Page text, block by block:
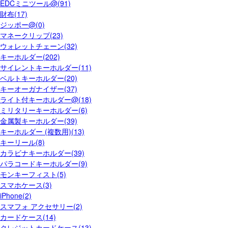
EDCミニツール@(91)
財布(17)
ジッポー@(0)
マネークリップ(23)
ウォレットチェーン(32)
キーホルダー(202)
サイレントキーホルダー(11)
ベルトキーホルダー(20)
キーオーガナイザー(37)
ライト付キーホルダー@(18)
ミリタリーキーホルダー(6)
金属製キーホルダー(39)
キーホルダー (複数用)(13)
キーリール(8)
カラビナキーホルダー(39)
パラコードキーホルダー(9)
モンキーフィスト(5)
スマホケース(3)
iPhone(2)
スマフォ アクセサリー(2)
カードケース(14)